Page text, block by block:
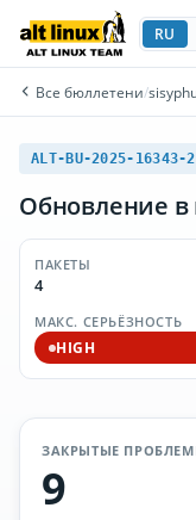
RU
Все бюллетени/
ALT-BU-2025-16343-2
Обновление в
ПАКЕТЫ
4
МАКС. СЕРЬЁЗНОСТЬ
HIGH
ЗАКРЫТЫЕ
9